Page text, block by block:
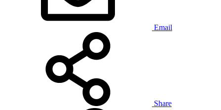
Email
Share